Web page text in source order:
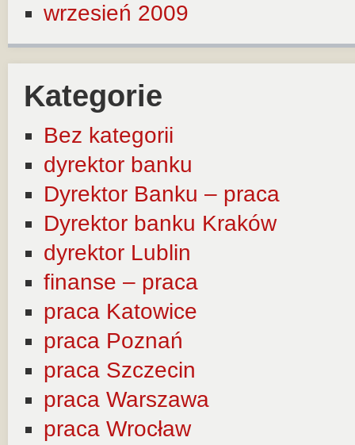
wrzesień 2009
Kategorie
Bez kategorii
dyrektor banku
Dyrektor Banku – praca
Dyrektor banku Kraków
dyrektor Lublin
finanse – praca
praca Katowice
praca Poznań
praca Szczecin
praca Warszawa
praca Wrocław